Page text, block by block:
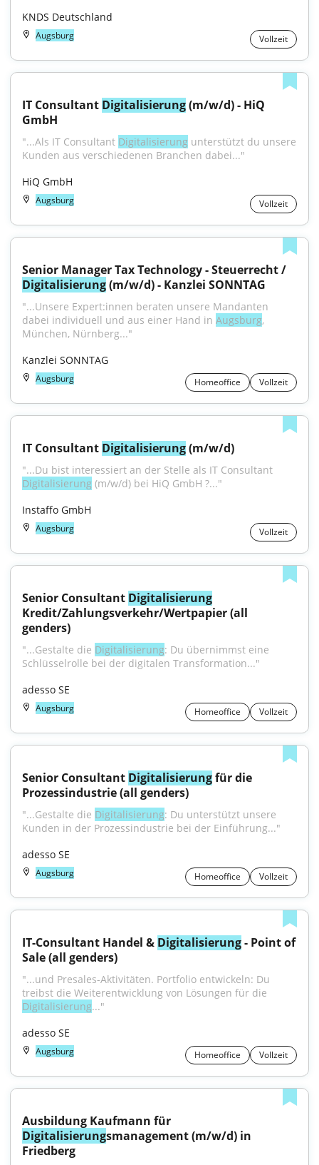
KNDS Deutschland
Augsburg Vollzeit
IT Consultant Digitalisierung (m/w/d) - HiQ
GmbH
"...Als IT Consultant Digitalisierung unterstützt du unsere
Kunden aus verschiedenen Branchen dabei..."
HiQ GmbH
Augsburg Vollzeit
Digitalisierung (m/w/d) - Kanzlei SONNTAG
"...Unsere Expert:innen beraten unsere Mandanten
dabei individuell und aus einer Hand in Augsburg,
München, Nürnberg..."
Kanzlei SONNTAG
Augsburg Homeoffice Vollzeit
IT Consultant Digitalisierung (m/w/d)
Digitalisierung (m/w/d) bei HiQ GmbH ?..."
Instaffo GmbH
Augsburg Vollzeit
Senior Consultant Digitalisierung
Kredit/Zahlungsverkehr/Wertpapier (all
genders)
"...Gestalte die Digitalisierung: Du übernimmst eine
Schlüsselrolle bei der digitalen Transformation..."
adesso SE
Augsburg Homeoffice Vollzeit
Senior Consultant Digitalisierung für die
Prozessindustrie (all genders)
"...Gestalte die Digitalisierung: Du unterstützt unsere
Kunden in der Prozessindustrie bei der Einführung..."
adesso SE
Augsburg Homeoffice Vollzeit
IT-Consultant Handel & Digitalisierung - Point of
Sale (all genders)
"...und Presales-Aktivitäten. Portfolio entwickeln: Du
Digitalisierung..."
adesso SE
Augsburg Homeoffice Vollzeit
Digitalisierungsmanagement (m/w/d) in
Friedberg